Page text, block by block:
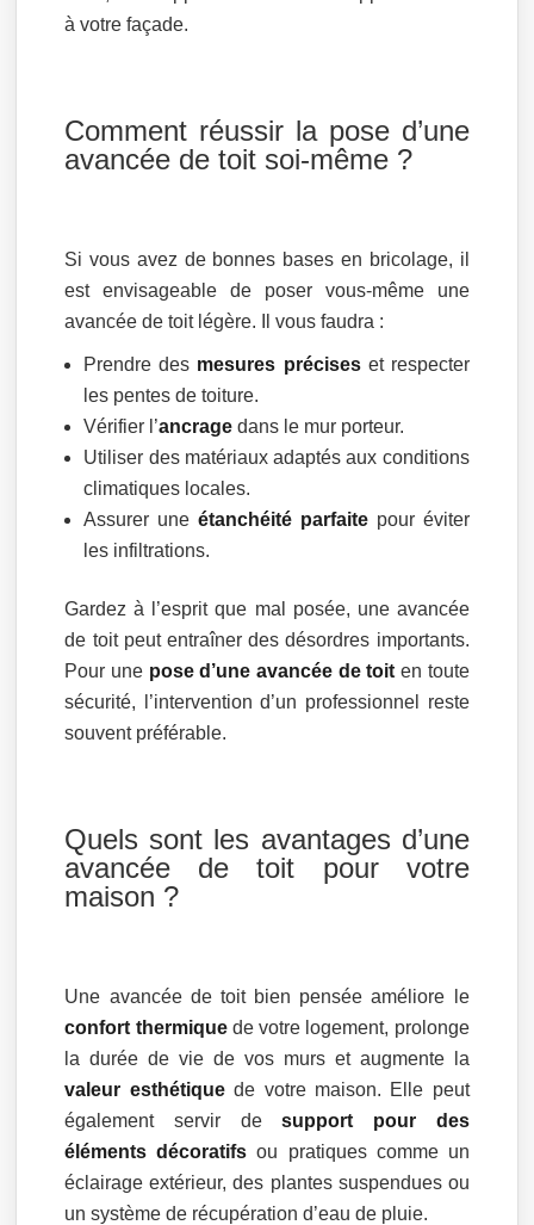
à votre façade.
Comment réussir la pose d’une
avancée de toit soi-même ?
Si vous avez de bonnes bases en bricolage, il
est envisageable de poser vous-même une
avancée de toit légère. Il vous faudra :
Prendre des mesures préciseset respecter
les pentes de toiture.
Vérifier l’ancrage dans le mur porteur.
Utiliser des matériaux adaptés aux conditions
climatiques locales.
Assurer uneétanchéité parfaitepour éviter
les infiltrations.
Gardez à l’esprit que mal posée, une avancée
de toit peut entraîner des désordres importants.
Pour une pose d’une avancée de toit en toute
sécurité, l’intervention d’un professionnel reste
souvent préférable.
Quels sont les avantages d’une
avancée de toit pour votre
maison ?
Une avancée de toit bien pensée améliore le
confort thermiquede votre logement, prolonge
la durée de vie de vos murs et augmente la
valeur esthétiquede votre maison. Elle peut
également servir desupport pour des
éléments décoratifs ou pratiques comme un
éclairage extérieur, des plantes suspendues ou
un système de récupération d’eau de pluie.